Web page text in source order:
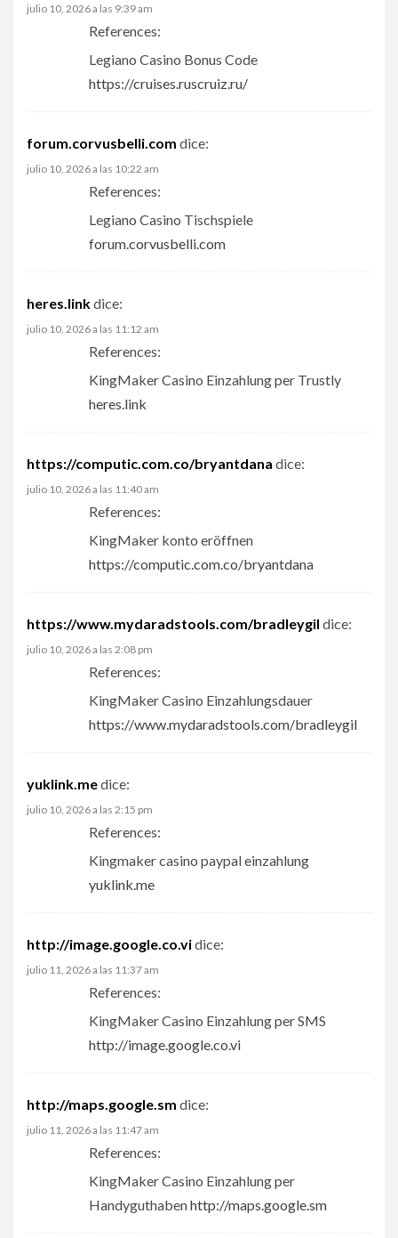
julio 10, 2026 a las 9:39 am
References:
Legiano Casino Bonus Code
https://cruises.ruscruiz.ru/
forum.corvusbelli.com dice:
julio 10, 2026 a las 10:22 am
References:
Legiano Casino Tischspiele
forum.corvusbelli.com
heres.linkdice:
julio 10, 2026 a las 11:12 am
References:
KingMaker Casino Einzahlung per Trustly
heres.link
https://computic.com.co/bryantdana dice:
julio 10, 2026 a las 11:40 am
References:
KingMaker konto eröffnen
https://computic.com.co/bryantdana
https://www.mydaradstools.com/bradleygil dice:
julio 10, 2026 a las 2:08 pm
References:
KingMaker Casino Einzahlungsdauer
https://www.mydaradstools.com/bradleygil
yuklink.medice:
julio 10, 2026 a las 2:15 pm
References:
Kingmaker casino paypal einzahlung
yuklink.me
http://image.google.co.vidice:
julio 11, 2026 a las 11:37 am
References:
KingMaker Casino Einzahlung per SMS
http://image.google.co.vi
http://maps.google.sm dice:
julio 11, 2026 a las 11:47 am
References:
KingMaker Casino Einzahlung per
Handyguthabenhttp://maps.google.sm